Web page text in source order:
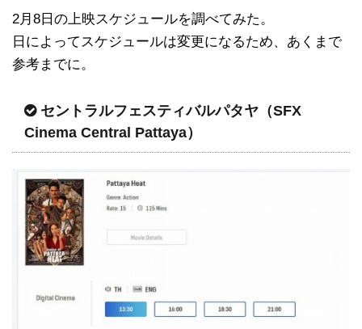
2月8日の上映スケジュールを調べてみた。
日によってスケジュールは変更になるため、あくまで
参考までに。
セントラルフェスティバルパタヤ（SFX
Cinema Central Pattaya）